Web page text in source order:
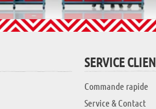
SERVICE
Commande rapide
Service & Contact